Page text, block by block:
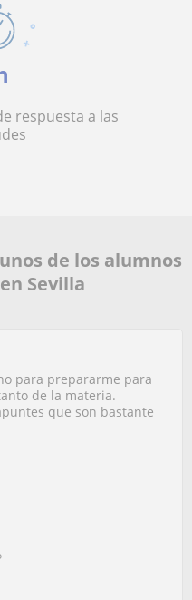
respuesta a las
de los alumnos
Sevilla
para prepararme para
de la materia.
que son bastante